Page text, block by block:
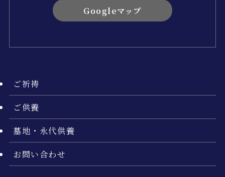
Googleマップ
ご祈祷
ご供養
墓地・永代供養
お問い合わせ